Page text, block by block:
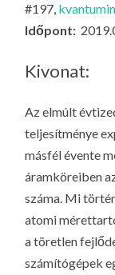
#197,
Időpont:
Kivonat:
Az elmúlt
teljesítménye
másfél évente
áramköreiben
száma. Mi
atomi
a töretlen
számítógépek